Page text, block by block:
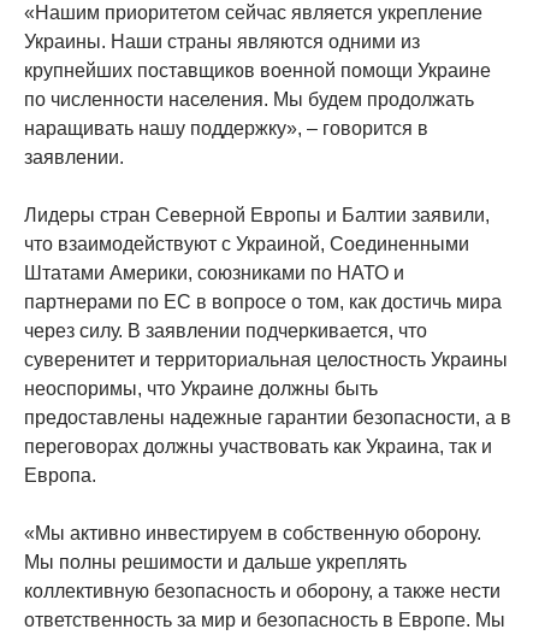
«Нашим приоритетом сейчас является укрепление
Украины. Наши страны являются одними из
крупнейших поставщиков военной помощи Украине
по численности населения. Мы будем продолжать
наращивать нашу поддержку», – говорится в
заявлении.
Лидеры стран Северной Европы и Балтии заявили,
что взаимодействуют с Украиной, Соединенными
Штатами Америки, союзниками по НАТО и
партнерами по ЕС в вопросе о том, как достичь мира
через силу. В заявлении подчеркивается, что
суверенитет и территориальная целостность Украины
неоспоримы, что Украине должны быть
предоставлены надежные гарантии безопасности, а в
переговорах должны участвовать как Украина, так и
Европа.
«Мы активно инвестируем в собственную оборону.
Мы полны решимости и дальше укреплять
коллективную безопасность и оборону, а также нести
ответственность за мир и безопасность в Европе. Мы